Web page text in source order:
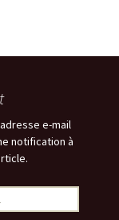
e-mail
notification à